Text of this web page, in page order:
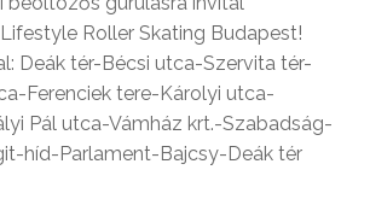
Roller Skating Budapest!
Deák tér-Bécsi utca-Szervita tér-
Ferenciek tere-Károlyi utca-
Pál utca-Vámház krt.-Szabadság-
híd-Parlament-Bajcsy-Deák tér